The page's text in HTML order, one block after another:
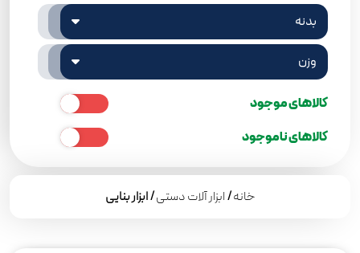
بدنه
وزن
کالاهای موجود
کالاهای ناموجود
خانه/ابزار آلات دستی/ ابزار بنایی